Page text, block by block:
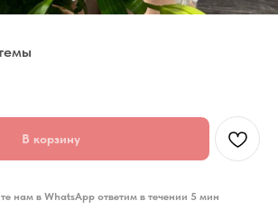
В корзину
нам в WhatsApp ответим в течении 5 мин